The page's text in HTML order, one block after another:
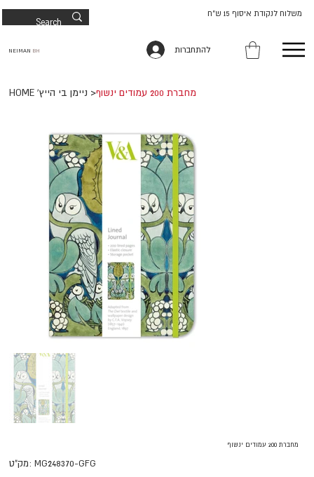
להתחברות NEIMAN BH
משלוח לנקודת איסוף 15 ש"ח
HOME 'ניימן בי הייץ > מחברת 200 עמודים ינשוף
מחברת 200 עמודים ינשוף
מק"ט: MG248370-
MG248370-GFG